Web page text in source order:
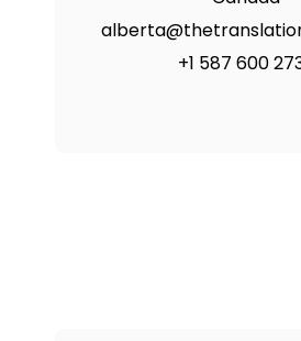
+1 587 600